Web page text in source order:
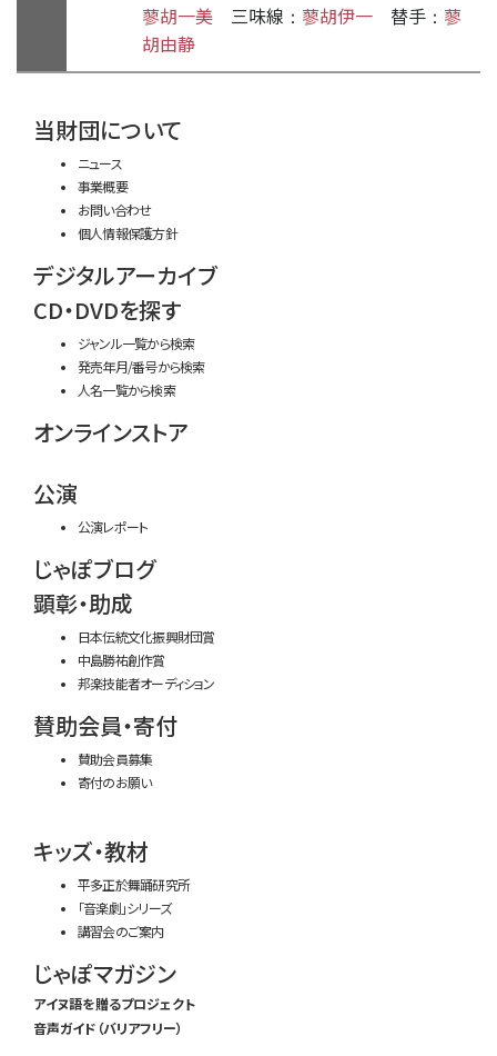
蓼胡一美 三味線 ： 蓼胡伊一 替手 ： 蓼
胡由静
当財団について
ニュース
事業概要
お問い合わせ
個人情報保護方針
デジタルアーカイブ
CD・DVDを探す
ジャンル一覧から検索
発売年月/番号から検索
人名一覧から検索
オンラインストア
公演
公演レポート
じゃぽブログ
顕彰・助成
日本伝統文化振興財団賞
中島勝祐創作賞
邦楽技能者オーディション
賛助会員・寄付
賛助会員募集
寄付のお願い
キッズ・教材
平多正於舞踊研究所
「音楽劇」シリーズ
講習会のご案内
じゃぽマガジン
アイヌ語を贈るプロジェクト
音声ガイド（バリアフリー）